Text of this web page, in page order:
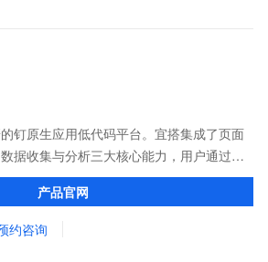
钉原生应用低代码平台。宜搭集成了页面
据收集与分析三大核心能力，用户通过简
成业务应用的搭建，让企业、政府、教育
产品官网
约咨询